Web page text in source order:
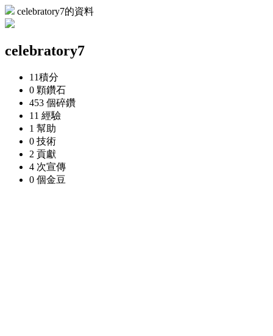
celebratory7的資料
celebratory7
11積分
0 顆鑽石
453 個碎鑽
11 經驗
1 幫助
0 技術
2 貢獻
4 次宣傳
0 個金豆